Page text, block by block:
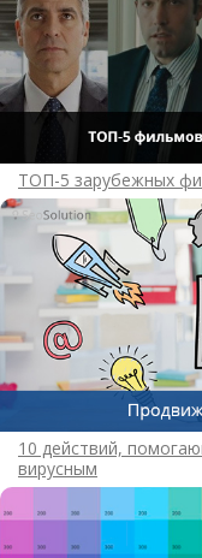
ТОП-5 зарубежных
10 действий,
вирусным